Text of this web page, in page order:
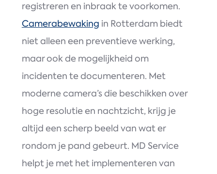
registreren en inbraak te voorkomen.
Camerabewaking in Rotterdam biedt
niet alleen een preventieve werking,
maar ook de mogelijkheid om
incidenten te documenteren. Met
moderne camera’s die beschikken over
hoge resolutie en nachtzicht, krijg je
altijd een scherp beeld van wat er
rondom je pand gebeurt. MD Service
helpt je met het implementeren van